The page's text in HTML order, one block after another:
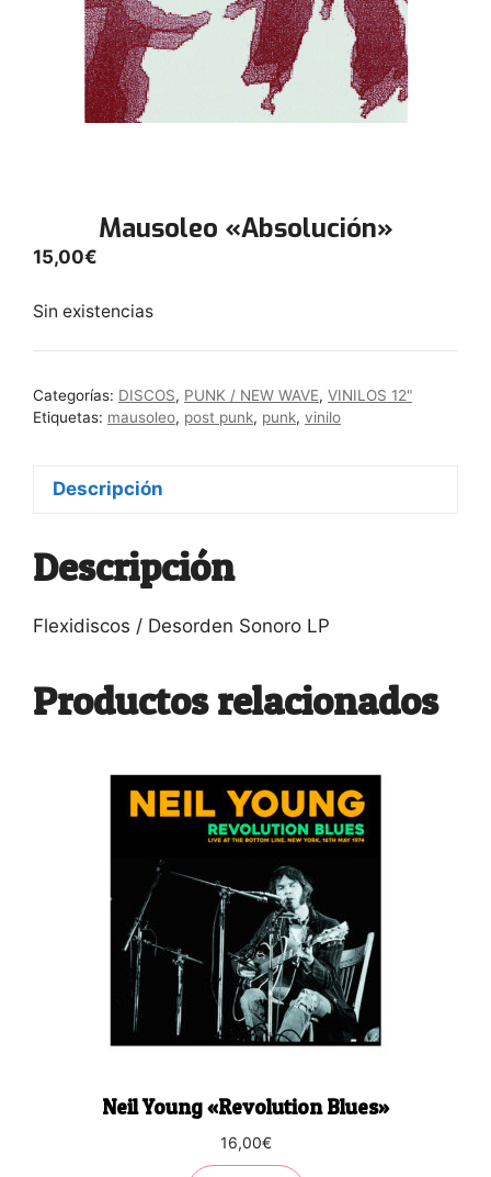
Mausoleo «Absolución»
15,00€
Sin existencias
Categorías: DISCOS, PUNK / NEW WAVE, VINILOS 12"
Etiquetas: mausoleo, post punk, punk, vinilo
Descripción
Descripción
Flexidiscos / Desorden Sonoro LP
Productos relacionados
Neil Young «Revolution Blues»
16,00€